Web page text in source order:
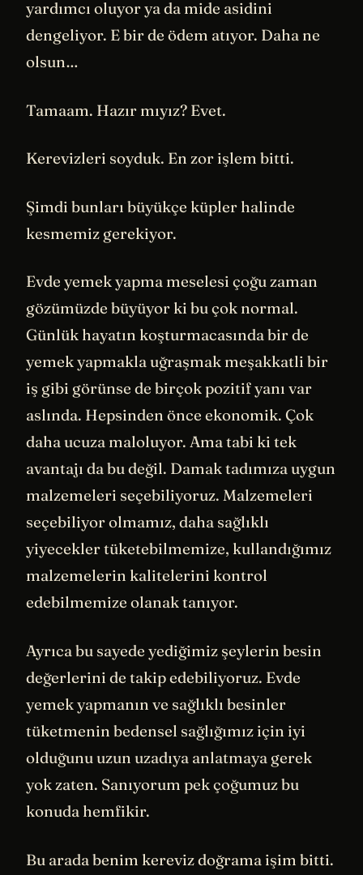
yardımcı oluyor ya da mide asidini
dengeliyor. E bir de ödem atıyor. Daha ne
olsun…
Tamaam. Hazır mıyız? Evet.
Kerevizleri soyduk. En zor işlem bitti.
Şimdi bunları büyükçe küpler halinde
kesmemiz gerekiyor.
Evde yemek yapma meselesi çoğu zaman
gözümüzde büyüyor ki bu çok normal.
Günlük hayatın koşturmacasında bir de
yemek yapmakla uğraşmak meşakkatli bir
iş gibi görünse de birçok pozitif yanı var
aslında. Hepsinden önce ekonomik. Çok
daha ucuza maloluyor. Ama tabi ki tek
avantajı da bu değil. Damak tadımıza uygun
malzemeleri seçebiliyoruz. Malzemeleri
seçebiliyor olmamız, daha sağlıklı
yiyecekler tüketebilmemize, kullandığımız
malzemelerin kalitelerini kontrol
edebilmemize olanak tanıyor.
Ayrıca bu sayede yediğimiz şeylerin besin
değerlerini de takip edebiliyoruz. Evde
yemek yapmanın ve sağlıklı besinler
tüketmenin bedensel sağlığımız için iyi
olduğunu uzun uzadıya anlatmaya gerek
yok zaten. Sanıyorum pek çoğumuz bu
konuda hemfikir.
Bu arada benim kereviz doğrama işim bitti.